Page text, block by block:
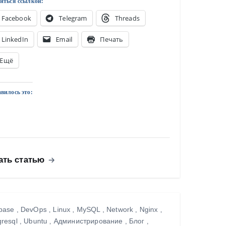
Facebook Telegram Threads
LinkedIn Email Печать
Ещё
это:
статью
DevOps, Linux MySQL Network Nginx
, Ubuntu Администрирование Блог